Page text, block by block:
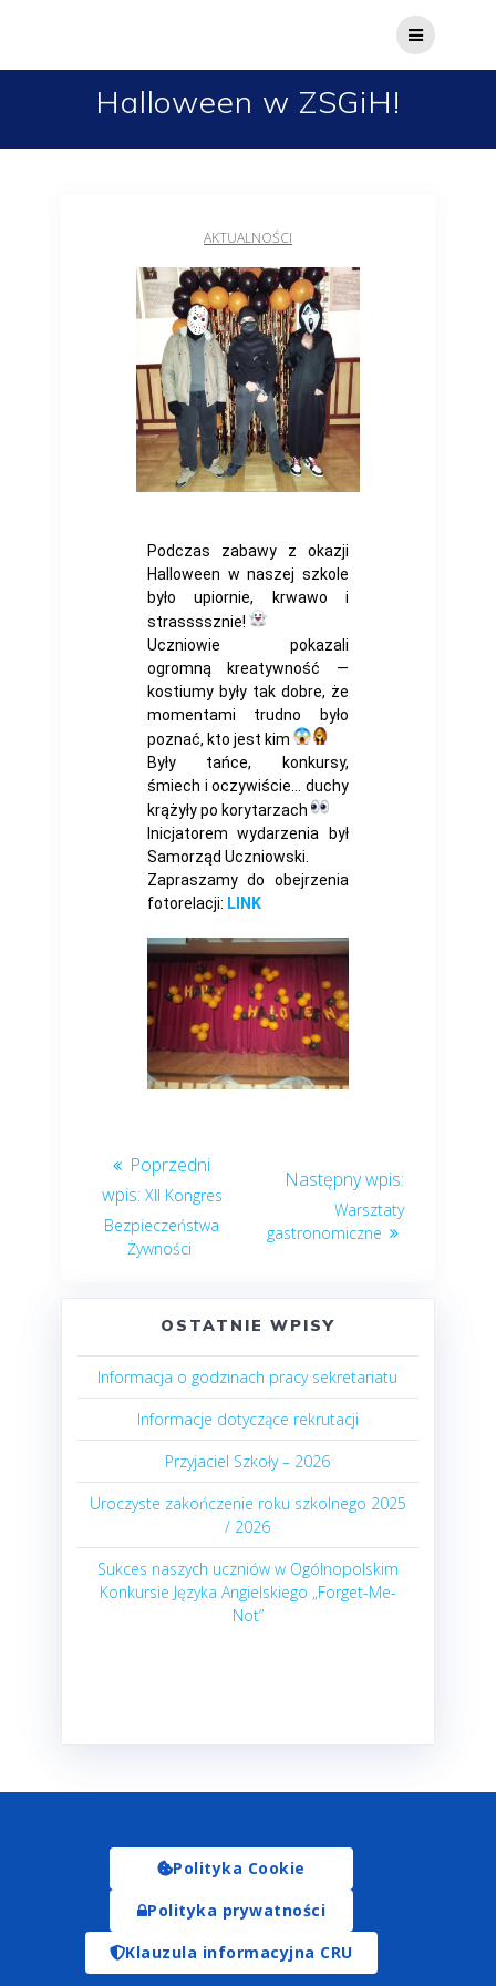
Halloween w ZSGiH!
AKTUALNOŚCI
Podczas zabawy z okazji
Halloween w naszej szkole
było upiornie, krwawo i
strassssznie!
Uczniowie pokazali
ogromną kreatywność —
kostiumy były tak dobre, że
momentami trudno było
poznać, kto jest kim
Były tańce, konkursy,
śmiech i oczywiście… duchy
krążyły po korytarzach
Inicjatorem wydarzenia był
Samorząd Uczniowski.
Zapraszamy do obejrzenia
fotorelacji: LINK
XII Kongres
Bezpieczeństwa
Żywności
Warsztaty
gastronomiczne
OSTATNIE WPISY
Informacja o godzinach pracy sekretariatu
Informacje dotyczące rekrutacji
Przyjaciel Szkoły – 2026
Uroczyste zakończenie roku szkolnego 2025
/ 2026
Sukces naszych uczniów w Ogólnopolskim
Konkursie Języka Angielskiego „Forget-Me-
Not”
Polityka Cookie
Polityka prywatności
Klauzula informacyjna CRU